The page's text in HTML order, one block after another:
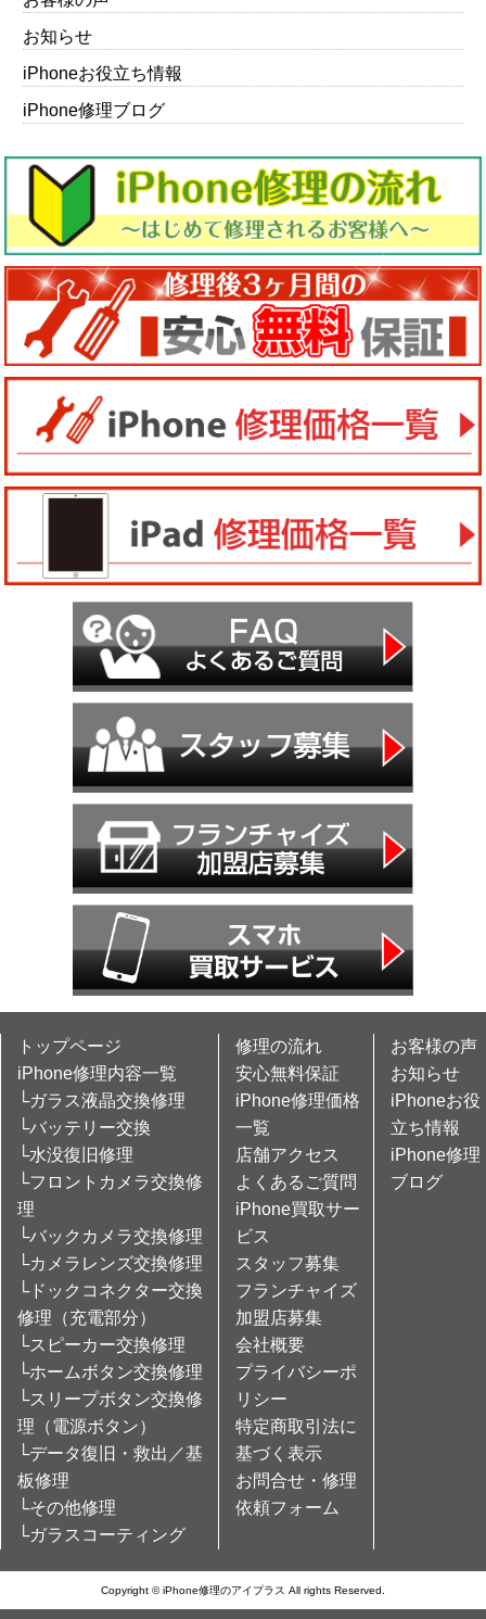
お知らせ
iPhoneお役立ち情報
iPhone修理ブログ
トップページ
iPhone修理内容一覧
└ガラス液晶交換修理
└バッテリー交換
└水没復旧修理
└フロントカメラ交換修
理
└バックカメラ交換修理
└カメラレンズ交換修理
└ドックコネクター交換
修理（充電部分）
└スピーカー交換修理
└ホームボタン交換修理
└スリープボタン交換修
理（電源ボタン）
└データ復旧・救出／基
板修理
└その他修理
└ガラスコーティング
修理の流れ
安心無料保証
iPhone修理価格
一覧
店舗アクセス
よくあるご質問
iPhone買取サー
ビス
スタッフ募集
フランチャイズ
加盟店募集
会社概要
プライバシーポ
リシー
特定商取引法に
基づく表示
お問合せ・修理
依頼フォーム
お客様の声
お知らせ
iPhoneお役
立ち情報
iPhone修理
ブログ
Copyright © iPhone修理のアイプラス All rights Reserved.